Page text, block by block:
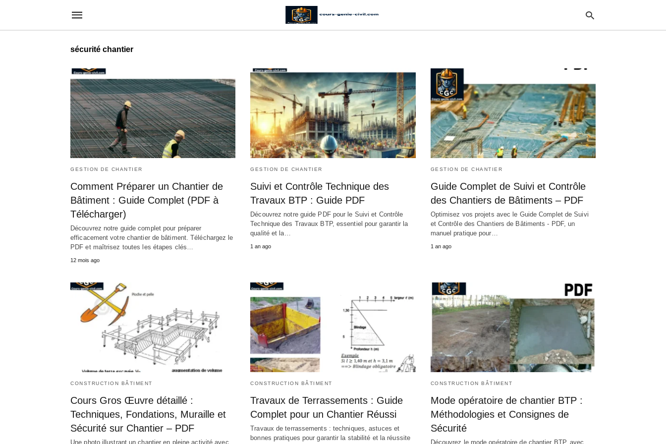
sécurité chantier
GESTION DE CHANTIER
Comment Préparer un Chantier de
Bâtiment : Guide Complet (PDF à
Télécharger)
Découvrez notre guide complet pour préparer
efficacement votre chantier de bâtiment. Téléchargez le
PDF et maîtrisez toutes les étapes clés…
12 mois ago
GESTION DE CHANTIER
Suivi et Contrôle Technique des
Travaux BTP : Guide PDF
Découvrez notre guide PDF pour le Suivi et Contrôle
Technique des Travaux BTP, essentiel pour garantir la
qualité et la…
1 an ago
GESTION DE CHANTIER
Guide Complet de Suivi et Contrôle
des Chantiers de Bâtiments – PDF
Optimisez vos projets avec le Guide Complet de Suivi
et Contrôle des Chantiers de Bâtiments - PDF, un
manuel pratique pour…
1 an ago
CONSTRUCTION BÂTIMENT
Cours Gros Œuvre détaillé :
Techniques, Fondations, Muraille et
Sécurité sur Chantier – PDF
Une photo illustrant un chantier en pleine activité avec
CONSTRUCTION BÂTIMENT
Travaux de Terrassements : Guide
Complet pour un Chantier Réussi
Travaux de terrassements : techniques, astuces et
bonnes pratiques pour garantir la stabilité et la réussite
CONSTRUCTION BÂTIMENT
Mode opératoire de chantier BTP :
Méthodologies et Consignes de
Sécurité
Découvrez le mode opératoire de chantier BTP, avec